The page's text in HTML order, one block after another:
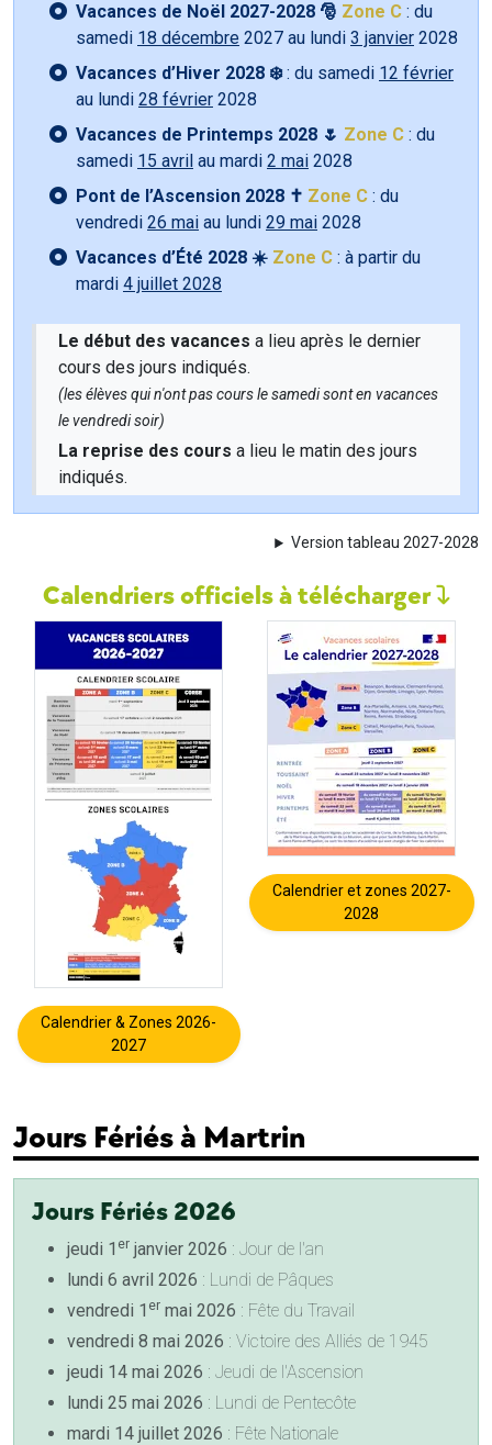
Vacances de Noël 2027-2028 🎅 Zone C : du
samedi 18 décembre 2027 au lundi 3 janvier 2028
Vacances d’Hiver 2028 ❄️: du samedi 12 février
au lundi 28 février 2028
Vacances de Printemps 2028 🌷 Zone C : du
samedi 15 avril au mardi 2 mai 2028
Pont de l’Ascension 2028 ✝️ Zone C : du
vendredi 26 mai au lundi 29 mai 2028
Vacances d’Été 2028 ☀️ Zone C : à partir du
mardi 4 juillet 2028
Le début des vacances a lieu après le dernier
cours des jours indiqués.
(les élèves qui n'ont pas cours le samedi sont en vacances
le vendredi soir)
La reprise des cours a lieu le matin des jours
indiqués.
Version tableau 2027-2028
Calendriers officiels à télécharger
Calendrier & Zones 2026-
2027
Calendrier et zones 2027-
2028
Jours Fériés à Martrin
Jours Fériés 2026
jeudi 1 er janvier 2026 : Jour de l'an
lundi 6 avril 2026 : Lundi de Pâques
vendredi 1 er mai 2026 : Fête du Travail
vendredi 8 mai 2026 : Victoire des Alliés de 1945
jeudi 14 mai 2026 : Jeudi de l'Ascension
lundi 25 mai 2026 : Lundi de Pentecôte
mardi 14 juillet 2026 : Fête Nationale